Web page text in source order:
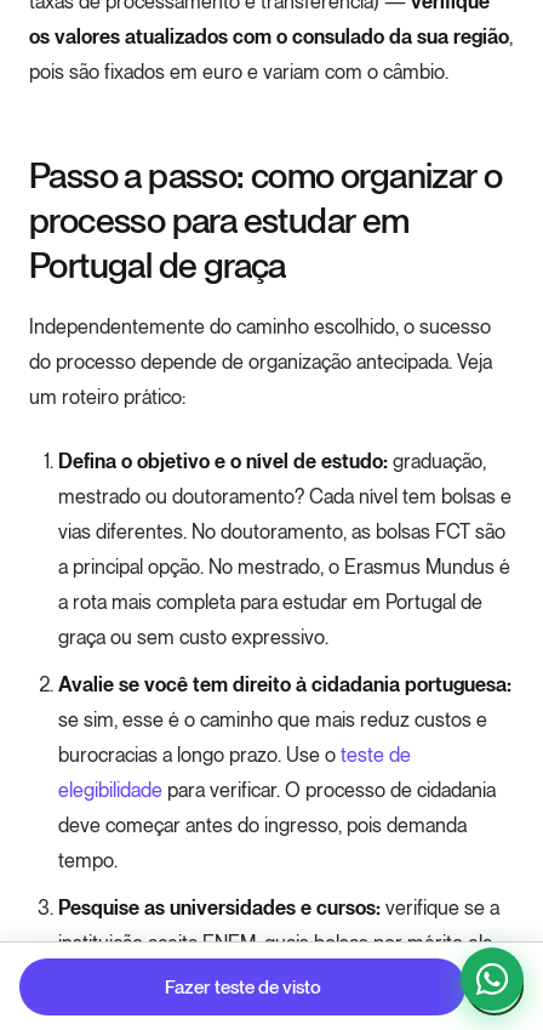
os valores atualizados com o consulado da sua região
pois são fixados em euro e variam com o câmbio.
Passo a passo: como organizar o
processo para estudar em
Portugal de graça
Independentemente do caminho escolhido, o sucesso
do processo depende de organização antecipada. Veja
um roteiro prático:
Defina o objetivo e o nível de estudo: graduação,
mestrado ou doutoramento? Cada nível tem bolsas e
vias diferentes. No doutoramento, as bolsas FCT são
a principal opção. No mestrado, o Erasmus Mundus é
a rota mais completa para estudar em Portugal de
graça ou sem custo expressivo.
Avalie se você tem direito à cidadania portuguesa:
se sim, esse é o caminho que mais reduz custos e
burocracias a longo prazo. Use o teste de
elegibilidade para verificar. O processo de cidadania
deve começar antes do ingresso, pois demanda
tempo.
Pesquise as universidades e cursos: verifique se a
instituição aceita ENEM, quais bolsas por mérito ela
oferece para estrangeiros e quais são os critérios do
edital de cada ano letivo.
Fazer teste de visto